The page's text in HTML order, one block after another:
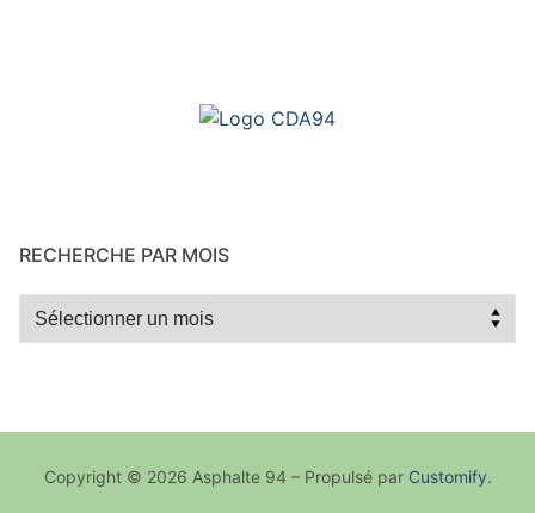
RECHERCHE PAR MOIS
Recherche
Copyright © 2026 Asphalte 94 – Propulsé par Customify.